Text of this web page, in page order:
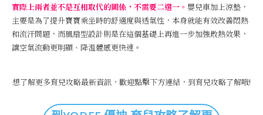
實際上兩者並不是互相取代的關係，不需要二選一。 嬰兒車加上涼墊，
主要是為了提升寶寶乘坐時的舒適度與透氣性，本身就能有效改善悶熱
和流汗問題，而風扇型設計則是在這個基礎上再進一步加強散熱效果，
讓空氣流動更明顯、降溫體感更快速。
想了解更多育兒攻略最新資訊，歡迎點擊下方連結，到育兒攻略了解哦!